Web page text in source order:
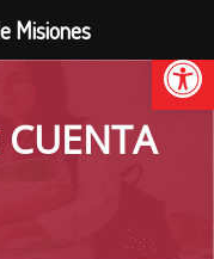
Misiones